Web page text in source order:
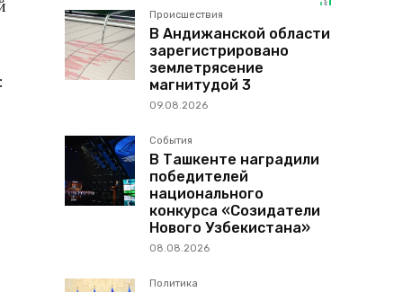
Происшествия
В Андижанской области
зарегистрировано
землетрясение
магнитудой 3
09.08.2026
События
В Ташкенте наградили
победителей
национального
конкурса «Созидатели
Нового Узбекистана»
08.08.2026
Политика